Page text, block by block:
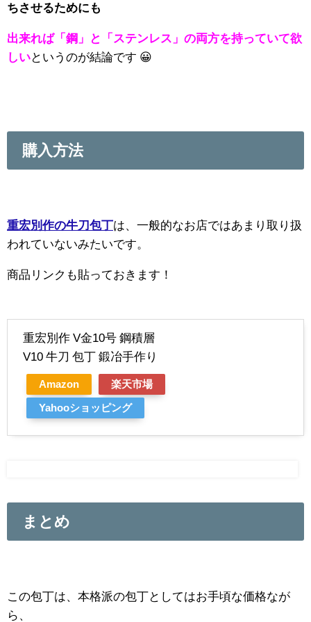
ちさせるためにも
出来れば「鋼」と「ステンレス」の両方を持っていて欲
しいというのが結論です 😀
購入方法
重宏別作の牛刀包丁は、一般的なお店ではあまり取り扱
われていないみたいです。
商品リンクも貼っておきます！
重宏別作 V金10号 鋼積層
V10 牛刀 包丁 鍛冶手作り
Amazon 楽天市場
Yahooショッピング
まとめ
この包丁は、本格派の包丁としてはお手頃な価格なが
ら、